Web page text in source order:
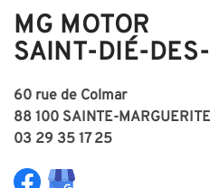
MG MOTOR
SAINT-DIÉ-
60 rue de Colmar
88 100 SAINTE-MARGUERITE
03 29 35 17 25